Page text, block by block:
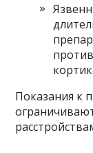
Показания к